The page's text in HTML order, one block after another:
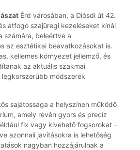
Érd városában, a Diósdi út 42.
átfogó szájüregi kezeléseket kínál
számára, beleértve a
az esztétikai beavatkozásokat is.
kellemes környezet jellemző, és
az aktuális szakmai
módszerek
sajátossága a helyszínen működő
amely révén gyors és precíz
fix vagy kivehető fogsorokat –
azonnali javításokra is lehetőség
nagyban hozzájárulnak a